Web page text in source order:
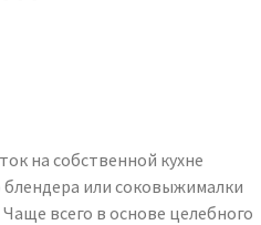
на собственной кухне
или соковыжималки
всего в основе целебного